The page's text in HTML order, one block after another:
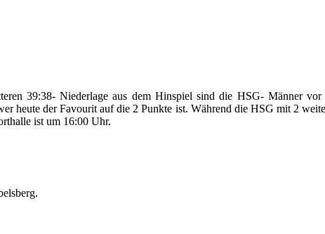
39:38- Niederlage aus dem Hinspiel sind die HSG- Männer
heute der Favourit auf die 2 Punkte ist. Während die HSG mit 2
ist um 16:00 Uhr.